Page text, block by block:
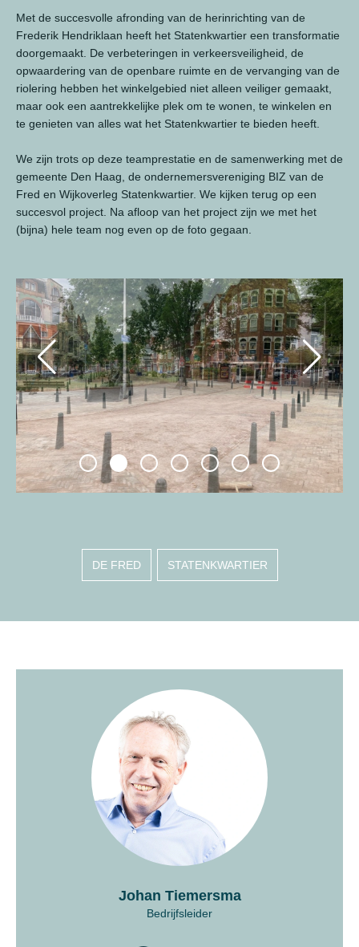
Met de succesvolle afronding van de herinrichting van de
Frederik Hendriklaan heeft het Statenkwartier een transformatie
doorgemaakt. De verbeteringen in verkeersveiligheid, de
opwaardering van de openbare ruimte en de vervanging van de
riolering hebben het winkelgebied niet alleen veiliger gemaakt,
maar ook een aantrekkelijke plek om te wonen, te winkelen en
te genieten van alles wat het Statenkwartier te bieden heeft.
We zijn trots op deze teamprestatie en de samenwerking met de
gemeente Den Haag, de ondernemersvereniging BIZ van de
Fred en Wijkoverleg Statenkwartier. We kijken terug op een
succesvol project. Na afloop van het project zijn we met het
(bijna) hele team nog even op de foto gegaan.
DE FRED STATENKWARTIER
Johan Tiemersma
Bedrijfsleider